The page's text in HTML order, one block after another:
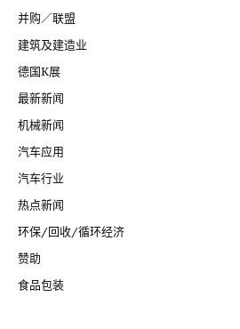
并购／联盟
建筑及建造业
德国K展
最新新闻
机械新闻
汽车应用
汽车行业
热点新闻
环保/回收/循环经济
赞助
食品包装